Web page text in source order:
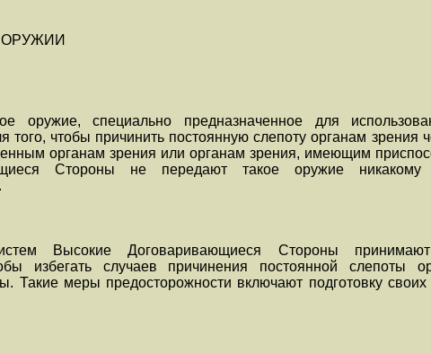
оружие, специально предназначенное для
того, чтобы причинить постоянную слепоту органам зрения
органам зрения или органам зрения, имеющим
Стороны не передают такое оружие никакому
Высокие Договаривающиеся Стороны
избегать случаев причинения постоянной слепоты
Такие меры предосторожности включают подготовку